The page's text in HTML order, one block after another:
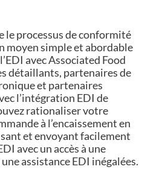
le processus de conformité
moyen simple et abordable
avec Associated Food
détaillants, partenaires de
et partenaires
l’intégration EDI de
rationaliser votre
à l’encaissement en
et envoyant facilement
avec un accès à une
assistance EDI inégalées.